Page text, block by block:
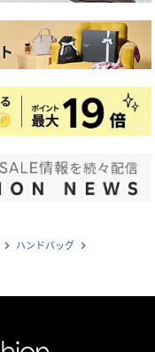
navigate_next ハンドバッグ navigate_next